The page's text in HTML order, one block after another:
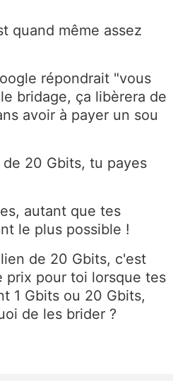
quand même assez
répondrait "vous
bridage, ça libèrera de
avoir à payer un sou
20 Gbits, tu payes
autant que tes
le plus possible !
de 20 Gbits, c'est
prix pour toi lorsque tes
1 Gbits ou 20 Gbits,
de les brider ?